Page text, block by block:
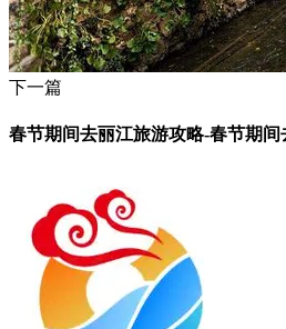
下一篇
春节期间去丽江旅游攻略-春节期间